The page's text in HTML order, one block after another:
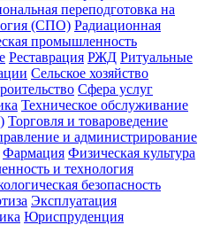
переподготовка на
(СПО) Радиационная
промышленность
Реставрация РЖД Ритуальные
Сельское хозяйство
Сфера услуг
Техническое обслуживание
Торговля и товароведение
и администрирование
Фармация Физическая культура
и технология
безопасность
Эксплуатация
Юриспруденция